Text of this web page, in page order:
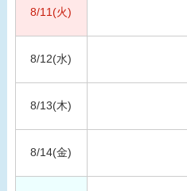
8/11(火)
8/12(水)
8/13(木)
8/14(金)